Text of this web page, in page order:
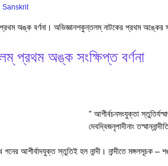
Sanskrit
অঙ্ক বর্ণনা। অভিজ্ঞানশকুন্তলম্ নাটকের প্রথম অঙ্কের
প্রথম অঙ্ক সংক্ষিপ্ত বর্ণনা
” আশীর্বচনসংযুক্তা
দেবদ্বিজনৃপাদীনাং
আশীর্বাদযুক্ত স্তুতিই হল নান্দী। নান্দীতে মঙ্গলসূচক –